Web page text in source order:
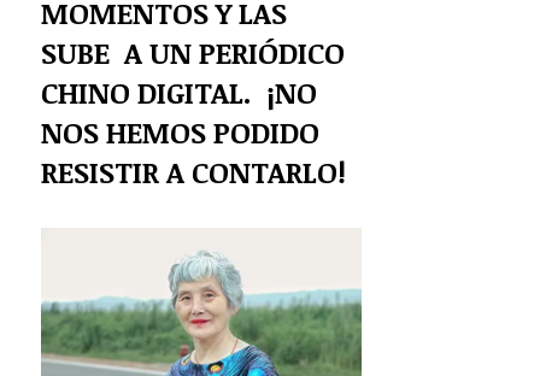
MOMENTOS Y LAS
SUBE A UN PERIÓDICO
CHINO DIGITAL. ¡NO
NOS HEMOS PODIDO
RESISTIR A CONTARLO!